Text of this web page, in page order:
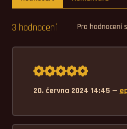
Pro hodnocení
3 hodnocení
Průměrné hodnocení 5,0.
20. června 2024 14:45 —